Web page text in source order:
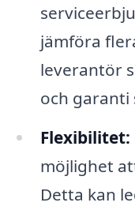
jämföra
leverantör
och garanti
Flexibilitet:
möjlighet
Detta kan